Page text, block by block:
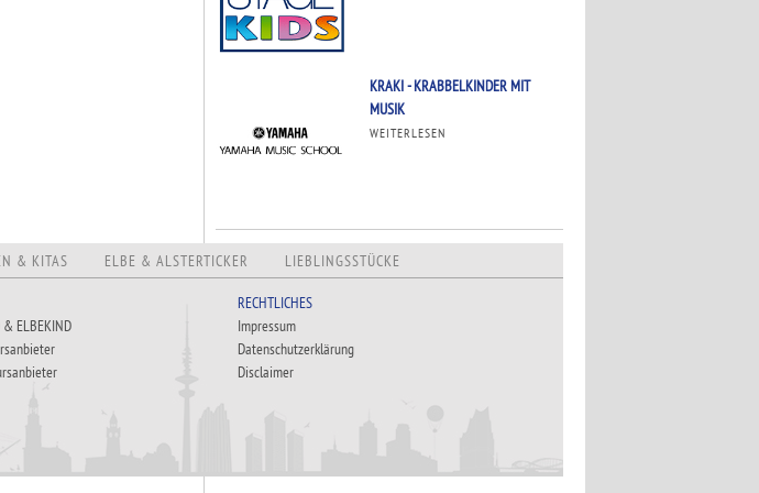
KRAKI - KRABBELKINDER MIT
MUSIK
WEITERLESEN
& KITAS ELBE & ALSTERTICKER LIEBLINGSSTÜCKE
ELBEKIND
RECHTLICHES
Impressum
Datenschutzerklärung
Disclaimer